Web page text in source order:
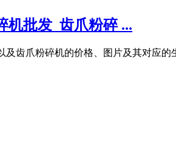
机批发_齿爪粉碎 ...
齿爪粉碎机的价格、图片及其对应